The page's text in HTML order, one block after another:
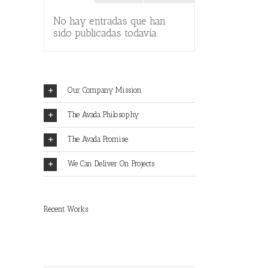
No hay entradas que han
sido publicadas todavía.
Our Company Mission
The Avada Philosophy
The Avada Promise
We Can Deliver On Projects
Recent Works